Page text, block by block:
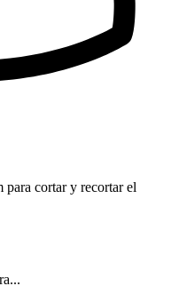
para cortar y recortar el